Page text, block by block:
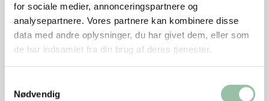
for sociale medier, annonceringspartnere og
analysepartnere. Vores partnere kan kombinere disse
data med andre oplysninger, du har givet dem, eller som
de har indsamlet fra din brug af deres tjenester.
Nødvendig
Tilsæt vin og bouillon. Lad det koge op, så syren
fra vinen fordamper.
Lad kødet stege ved svag varme ca. 20 minutter
på hver side under låg, i alt ca. 45 minutter.
Kødet er færdigt, når centrumtemperaturen er 65